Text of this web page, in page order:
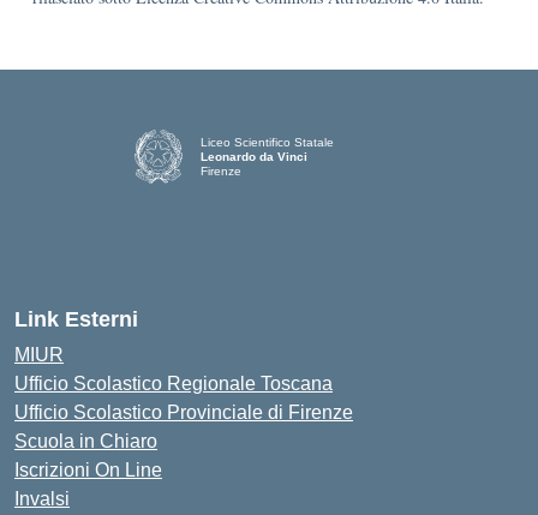
Liceo Scientifico Statale
Leonardo da Vinci
Firenze
Link Esterni
MIUR
Ufficio Scolastico Regionale Toscana
Ufficio Scolastico Provinciale di Firenze
Scuola in Chiaro
Iscrizioni On Line
Invalsi